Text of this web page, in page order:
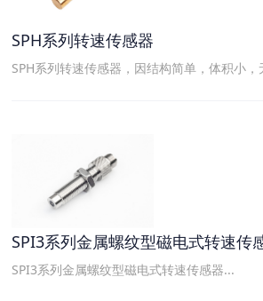
SPH系列转速传感器
SPH系列转速传感器，因结构简单，体积小
SPI3系列金属螺纹型磁电式转速传
SPI3系列金属螺纹型磁电式转速传感器...